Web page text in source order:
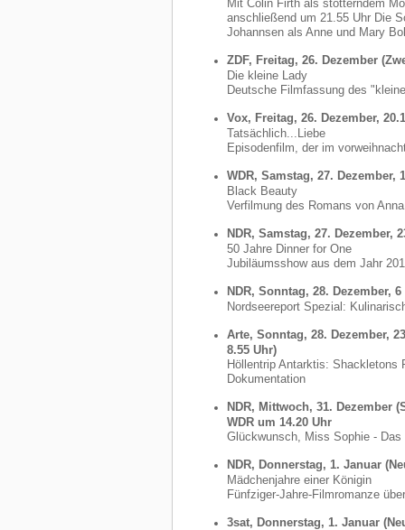
Mit Colin Firth als stotterndem
anschließend um 21.55 Uhr Die
Johannsen als Anne und Mary
ZDF, Freitag, 26. Dezember
Die kleine Lady
Deutsche Filmfassung des
Vox, Freitag, 26. Dezember,
Tatsächlich...Liebe
Episodenfilm, der im
WDR, Samstag, 27. Dezember,
Black Beauty
Verfilmung des Romans von
NDR, Samstag, 27. Dezember,
50 Jahre Dinner for One
Jubiläumsshow aus dem Jahr
NDR, Sonntag, 28. Dezember, 6
Nordseereport Spezial:
Arte, Sonntag, 28. Dezember,
8.55 Uhr)
Höllentrip Antarktis: Shackletons
Dokumentation
NDR, Mittwoch, 31. Dezember
WDR um 14.20 Uhr
Glückwunsch, Miss Sophie -
NDR, Donnerstag, 1. Januar
Mädchenjahre einer Königin
Fünfziger-Jahre-Filmromanze
3sat, Donnerstag, 1. Januar